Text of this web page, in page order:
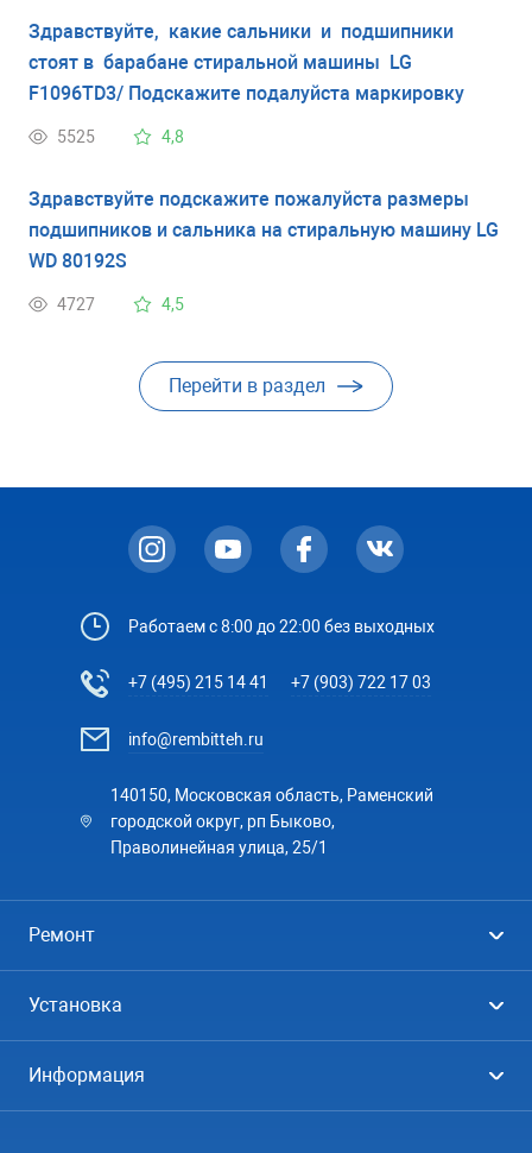
Здравствуйте, какие сальники и подшипники
стоят в барабане стиральной машины LG
F1096TD3/ Подскажите подалуйста маркировку
5525 4,8
Здравствуйте подскажите пожалуйста размеры
подшипников и сальника на стиральную машину LG
WD 80192S
4727 4,5
Перейти в раздел
Работаем с 8:00 до 22:00 без выходных
+7 (495) 215 14 41 +7 (903) 722 17 03
info@rembitteh.ru
140150, Московская область, Раменский
городской округ, рп Быково,
Праволинейная улица, 25/1
Ремонт
Посудомоечные машины
Установка
Информация